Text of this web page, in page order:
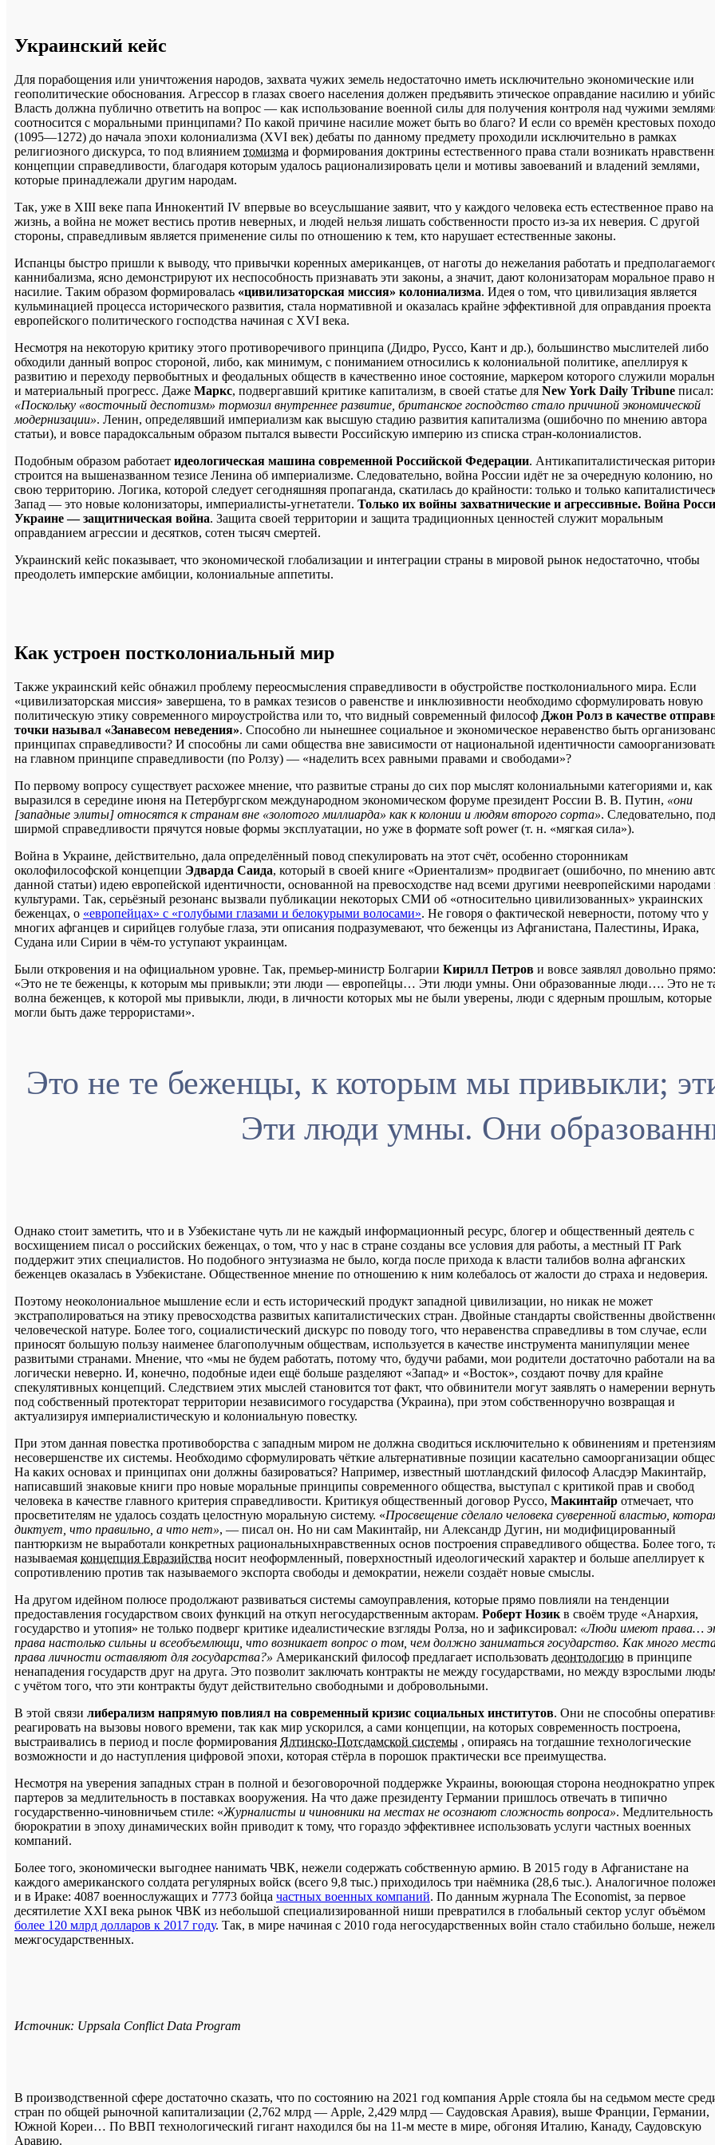
Украинский кейс
Для порабощения или уничтожения народов, захвата чужих земель недостаточно иметь исключительно экономические или
геополитические обоснования. Агрессор в глазах своего населения должен предъявить этическое оправдание насилию и
Власть должна публично ответить на вопрос — как использование военной силы для получения контроля над чужими
соотносится с моральными принципами? По какой причине насилие может быть во благо? И если со времён крестовых
(1095—1272) до начала эпохи колониализма (XVI век) дебаты по данному предмету проходили исключительно в рамках
религиозного дискурса, то под влиянием томизма и формирования доктрины естественного права стали возникать
концепции справедливости, благодаря которым удалось рационализировать цели и мотивы завоеваний и владений землями,
которые принадлежали другим народам.
Так, уже в XIII веке папа Иннокентий IV впервые во всеуслышание заявит, что у каждого человека есть естественное право на
жизнь, а война не может вестись против неверных, и людей нельзя лишать собственности просто из-за их неверия. С другой
стороны, справедливым является применение силы по отношению к тем, кто нарушает естественные законы.
Испанцы быстро пришли к выводу, что привычки коренных американцев, от наготы до нежелания работать и
каннибализма, ясно демонстрируют их неспособность признавать эти законы, а значит, дают колонизаторам моральное право
насилие. Таким образом формировалась «цивилизаторская миссия» колониализма. Идея о том, что цивилизация является
кульминацией процесса исторического развития, стала нормативной и оказалась крайне эффективной для оправдания проекта
европейского политического господства начиная с XVI века.
Несмотря на некоторую критику этого противоречивого принципа (Дидро, Руссо, Кант и др.), большинство мыслителей либо
обходили данный вопрос стороной, либо, как минимум, с пониманием относились к колониальной политике, апеллируя к
развитию и переходу первобытных и феодальных обществ в качественно иное состояние, маркером которого служили
и материальный прогресс. Даже Маркс, подвергавший критике капитализм, в своей статье для New York Daily Tribune писал:
«Поскольку «восточный деспотизм» тормозил внутреннее развитие, британское господство стало причиной экономической
модернизации». Ленин, определявший империализм как высшую стадию развития капитализма (ошибочно по мнению автора
статьи), и вовсе парадоксальным образом пытался вывести Российскую империю из списка стран-колониалистов.
Подобным образом работает идеологическая машина современной Российской Федерации. Антикапиталистическая
строится на вышеназванном тезисе Ленина об империализме. Следовательно, война России идёт не за очередную колонию, но
свою территорию. Логика, которой следует сегодняшняя пропаганда, скатилась до крайности: только и только
Запад — это новые колонизаторы, империалисты-угнетатели. Только их войны захватнические и агрессивные. Война
Украине — защитническая война. Защита своей территории и защита традиционных ценностей служит моральным
оправданием агрессии и десятков, сотен тысяч смертей.
Украинский кейс показывает, что экономической глобализации и интеграции страны в мировой рынок недостаточно, чтобы
преодолеть имперские амбиции, колониальные аппетиты.
Как устроен постколониальный мир
Также украинский кейс обнажил проблему переосмысления справедливости в обустройстве постколониального мира. Если
«цивилизаторская миссия» завершена, то в рамках тезисов о равенстве и инклюзивности необходимо сформулировать новую
политическую этику современного мироустройства или то, что видный современный философ Джон Ролз в качестве
точки называл «Занавесом неведения». Способно ли нынешнее социальное и экономическое неравенство быть
принципах справедливости? И способны ли сами общества вне зависимости от национальной идентичности
на главном принципе справедливости (по Ролзу) — «наделить всех равными правами и свободами»?
По первому вопросу существует расхожее мнение, что развитые страны до сих пор мыслят колониальными категориями и, как
выразился в середине июня на Петербургском международном экономическом форуме президент России В. В. Путин, «они
[западные элиты] относятся к странам вне «золотого миллиарда» как к колонии и людям второго сорта». Следовательно, под
ширмой справедливости прячутся новые формы эксплуатации, но уже в формате soft power (т. н. «мягкая сила»).
Война в Украине, действительно, дала определённый повод спекулировать на этот счёт, особенно сторонникам
околофилософской концепции Эдварда Саида, который в своей книге «Ориентализм» продвигает (ошибочно, по мнению
данной статьи) идею европейской идентичности, основанной на превосходстве над всеми другими неевропейскими народами
культурами. Так, серьёзный резонанс вызвали публикации некоторых СМИ об «относительно цивилизованных» украинских
беженцах, о «европейцах» с «голубыми глазами и белокурыми волосами». Не говоря о фактической неверности, потому что у
многих афганцев и сирийцев голубые глаза, эти описания подразумевают, что беженцы из Афганистана, Палестины, Ирака,
Судана или Сирии в чём-то уступают украинцам.
Были откровения и на официальном уровне. Так, премьер-министр Болгарии Кирилл Петров и вовсе заявлял довольно прямо:
«Это не те беженцы, к которым мы привыкли; эти люди — европейцы… Эти люди умны. Они образованные люди…. Это не
волна беженцев, к которой мы привыкли, люди, в личности которых мы не были уверены, люди с ядерным прошлым, которые
могли быть даже террористами».
Это не те беженцы, к которым мы привыкли;
Эти люди умны. Они
Однако стоит заметить, что и в Узбекистане чуть ли не каждый информационный ресурс, блогер и общественный деятель с
восхищением писал о российских беженцах, о том, что у нас в стране созданы все условия для работы, а местный IT Park
поддержит этих специалистов. Но подобного энтузиазма не было, когда после прихода к власти талибов волна афганских
беженцев оказалась в Узбекистане. Общественное мнение по отношению к ним колебалось от жалости до страха и недоверия.
Поэтому неоколониальное мышление если и есть исторический продукт западной цивилизации, но никак не может
экстраполироваться на этику превосходства развитых капиталистических стран. Двойные стандарты свойственны
человеческой натуре. Более того, социалистический дискурс по поводу того, что неравенства справедливы в том случае, если
приносят большую пользу наименее благополучным обществам, используется в качестве инструмента манипуляции менее
развитыми странами. Мнение, что «мы не будем работать, потому что, будучи рабами, мои родители достаточно работали на
логически неверно. И, конечно, подобные идеи ещё больше разделяют «Запад» и «Восток», создают почву для крайне
спекулятивных концепций. Следствием этих мыслей становится тот факт, что обвинители могут заявлять о намерении вернуть
под собственный протекторат территории независимого государства (Украина), при этом собственноручно возвращая и
актуализируя империалистическую и колониальную повестку.
При этом данная повестка противоборства с западным миром не должна сводиться исключительно к обвинениям и
несовершенстве их системы. Необходимо сформулировать чёткие альтернативные позиции касательно самоорганизации
На каких основах и принципах они должны базироваться? Например, известный шотландский философ Аласдэр Макинтайр,
написавший знаковые книги про новые моральные принципы современного общества, выступал с критикой прав и свобод
человека в качестве главного критерия справедливости. Критикуя общественный договор Руссо, Макинтайр отмечает, что
просветителям не удалось создать целостную моральную систему. «Просвещение сделало человека суверенной властью,
диктует, что правильно, а что нет», — писал он. Но ни сам Макинтайр, ни Александр Дугин, ни модифицированный
пантюркизм не выработали конкретных рациональныхнравственных основ построения справедливого общества. Более того,
называемая концепция Евразийства носит неоформленный, поверхностный идеологический характер и больше апеллирует к
сопротивлению против так называемого экспорта свободы и демократии, нежели создаёт новые смыслы.
На другом идейном полюсе продолжают развиваться системы самоуправления, которые прямо повлияли на тенденции
предоставления государством своих функций на откуп негосударственным акторам. Роберт Нозик в своём труде «Анархия,
государство и утопия» не только подверг критике идеалистические взгляды Ролза, но и зафиксировал: «Люди имеют права…
права настолько сильны и всеобъемлющи, что возникает вопрос о том, чем должно заниматься государство. Как много
права личности оставляют для государства?» Американский философ предлагает использовать деонтологию в принципе
ненападения государств друг на друга. Это позволит заключать контракты не между государствами, но между взрослыми
с учётом того, что эти контракты будут действительно свободными и добровольными.
В этой связи либерализм напрямую повлиял на современный кризис социальных институтов. Они не способны
реагировать на вызовы нового времени, так как мир ускорился, а сами концепции, на которых современность построена,
выстраивались в период и после формирования Ялтинско-Потсдамской системы , опираясь на тогдашние технологические
возможности и до наступления цифровой эпохи, которая стёрла в порошок практически все преимущества.
Несмотря на уверения западных стран в полной и безоговорочной поддержке Украины, воюющая сторона неоднократно
партеров за медлительность в поставках вооружения. На что даже президенту Германии пришлось отвечать в типично
государственно-чиновничьем стиле: «Журналисты и чиновники на местах не осознают сложность вопроса». Медлительность
бюрократии в эпоху динамических войн приводит к тому, что гораздо эффективнее использовать услуги частных военных
компаний.
Более того, экономически выгоднее нанимать ЧВК, нежели содержать собственную армию. В 2015 году в Афганистане на
каждого американского солдата регулярных войск (всего 9,8 тыс.) приходилось три наёмника (28,6 тыс.). Аналогичное
и в Ираке: 4087 военнослужащих и 7773 бойца частных военных компаний. По данным журнала The Economist, за первое
десятилетие XXI века рынок ЧВК из небольшой специализированной ниши превратился в глобальный сектор услуг объёмом
более 120 млрд долларов к 2017 году. Так, в мире начиная с 2010 года негосударственных войн стало стабильно больше,
межгосударственных.
Источник: Uppsala Conflict Data Program
В производственной сфере достаточно сказать, что по состоянию на 2021 год компания Apple стояла бы на седьмом месте
стран по общей рыночной капитализации (2,762 млрд — Apple, 2,429 млрд — Саудовская Аравия), выше Франции, Германии,
Южной Кореи… По ВВП технологический гигант находился бы на 11-м месте в мире, обгоняя Италию, Канаду, Саудовскую
Аравию.